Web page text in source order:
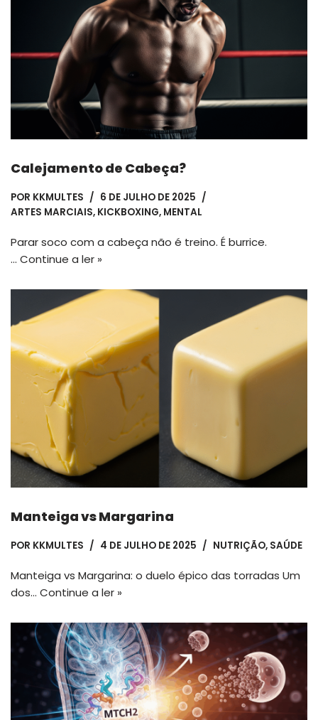
Calejamento de Cabeça?
POR KKMULTES
6 DE JULHO DE 2025
ARTES MARCIAIS, KICKBOXING, MENTAL
Parar soco com a cabeça não é treino. É burrice.
… Continue a ler »
Manteiga vs Margarina
POR KKMULTES 4 DE JULHO DE 2025 NUTRIÇÃO, SAÚDE
Manteiga vs Margarina: o duelo épico das torradas Um
dos… Continue a ler »